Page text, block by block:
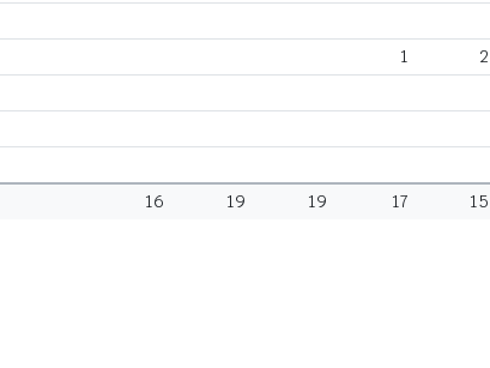
1 2
16
19 19 17 15